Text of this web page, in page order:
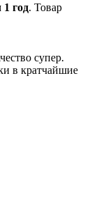
1 год. Товар
супер.
в кратчайшие